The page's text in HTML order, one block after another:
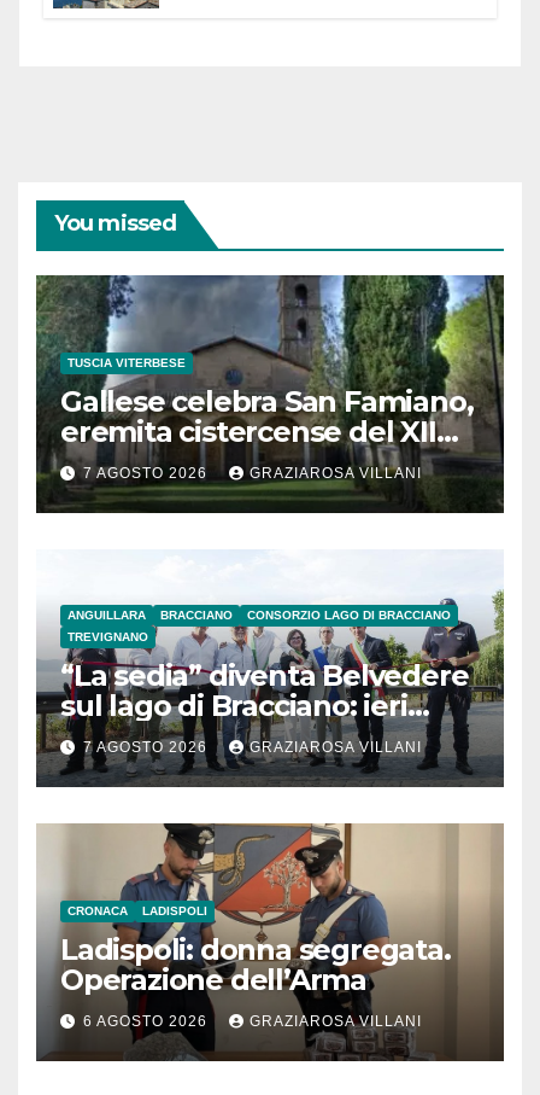
You missed
TUSCIA VITERBESE
Gallese celebra San Famiano,
eremita cistercense del XII
secolo
7 AGOSTO 2026 GRAZIAROSA VILLANI
ANGUILLARA BRACCIANO
CONSORZIO LAGO DI BRACCIANO
TREVIGNANO
“La sedia” diventa Belvedere
sul lago di Bracciano: ieri
l’inaugurazione
7 AGOSTO 2026 GRAZIAROSA VILLANI
CRONACA LADISPOLI
Ladispoli: donna segregata.
Operazione dell’Arma
6 AGOSTO 2026 GRAZIAROSA VILLANI